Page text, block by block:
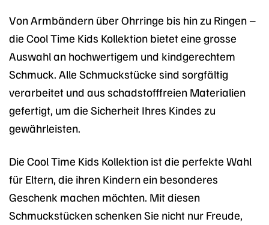
Von Armbändern über Ohrringe bis hin zu Ringen –
die Cool Time Kids Kollektion bietet eine grosse
Auswahl an hochwertigem und kindgerechtem
Schmuck. Alle Schmuckstücke sind sorgfältig
verarbeitet und aus schadstofffreien Materialien
gefertigt, um die Sicherheit Ihres Kindes zu
gewährleisten.
Die Cool Time Kids Kollektion ist die perfekte Wahl
für Eltern, die ihren Kindern ein besonderes
Geschenk machen möchten. Mit diesen
Schmuckstücken schenken Sie nicht nur Freude,